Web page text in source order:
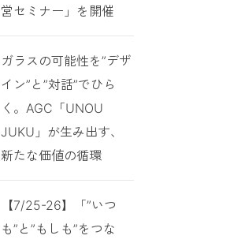
営セミナー」を開催
ガラスの可能性を”デザ
イン”と”対話”でひら
く。AGC「UNOU
JUKU」が生み出す、
新たな価値の循環
【7/25-26】「”いつ
も”と”もしも”をつな